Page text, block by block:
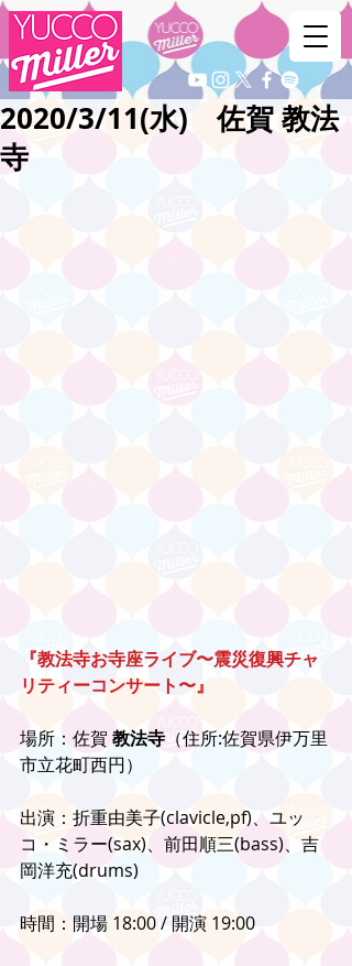
2020/3/11(水) 佐賀 教法
寺
『教法寺お寺座ライブ〜震災復興チャ
リティーコンサート〜』
場所：佐賀 教法寺 （住所:佐賀県伊万里
市立花町西円）
出演：折重由美子(clavicle,pf)、ユッ
コ・ミラー(sax)、前田順三(bass)、吉
岡洋充(drums)
時間：開場 18:00 / 開演 19:00